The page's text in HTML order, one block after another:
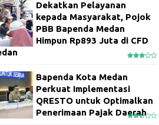
Dekatkan Pelayanan
kepada Masyarakat, Pojok
PBB Bapenda Medan
Himpun Rp893 Juta di CFD
Bapenda Kota Medan
Perkuat Implementasi
QRESTO untuk Optimalkan
Penerimaan Pajak Daerah